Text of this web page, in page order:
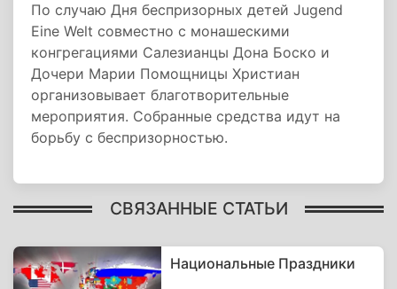
По случаю Дня беспризорных детей Jugend
Eine Welt совместно с монашескими
конгрегациями Салезианцы Дона Боско и
Дочери Марии Помощницы Христиан
организовывает благотворительные
мероприятия. Собранные средства идут на
борьбу с беспризорностью.
СВЯЗАННЫЕ СТАТЬИ
Национальные Праздники